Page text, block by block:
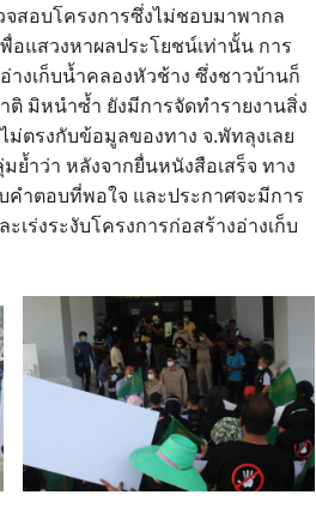
จสอบโครงการซึ่งไม่ชอบมาพากล
อแสวงหาผลประโยชน์เท่านั้น การ
างเก็บน้ำคลองหัวช้าง ซึ่งชาวบ้านก็
มิหนำซ้ำ ยังมีการจัดทำรายงานสิ่ง
ตรงกับข้อมูลของทาง จ.พัทลุงเลย
ำว่า หลังจากยื่นหนังสือเสร็จ ทาง
ำตอบที่พอใจ และประกาศจะมีการ
เร่งระงับโครงการก่อสร้างอ่างเก็บ